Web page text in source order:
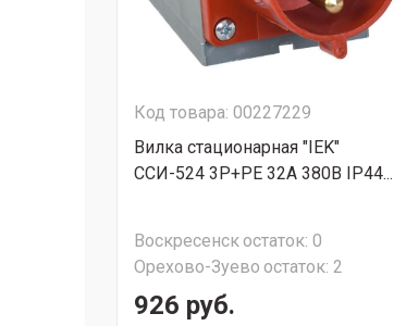
Код товара: 00227229
Вилка стационарная "IEK"
ССИ-524 3P+PE 32A 380В IP44...
Воскресенскостаток: 0
Орехово-Зуево остаток: 2
926 руб.